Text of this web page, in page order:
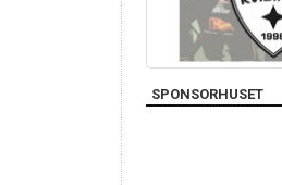
SPONSORHUSET